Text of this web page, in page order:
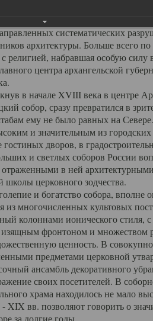
что Архангельск в
систематических
архитектуры. Больше всего
религией, набравшая особую
центра архангельской
XVIII века в центре
собор, сразу превратился в
ему не было равных на
и значительным из
гостиных дворов, в
и светлых соборов России
отраженными в ней
школы церковного зодчества.
и богатство собора, вполне
из многочисленных культовых
колоннами ионического
фронтоном и множеством
ценность. В
предметами церковной
ансамбль декоративного
своих посетителей. В
храма находилось не мало
XIX вв. позволяют говорить о
за долгие годы.